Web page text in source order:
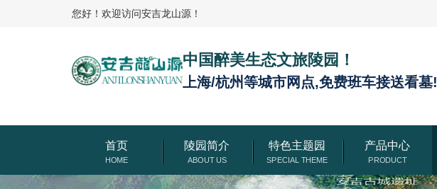
您好！欢迎访问安吉龙山源！
中国醉美生态文旅陵园！
上海/杭州等城市网点,免费班车接送看墓!
首页 陵园简介 特色主题园 产品中心